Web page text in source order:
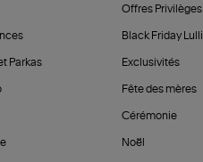
Parkas
Offres Privilèges
Black Friday Lulli
Exclusivités
Fête des mères
Cérémonie
Noël